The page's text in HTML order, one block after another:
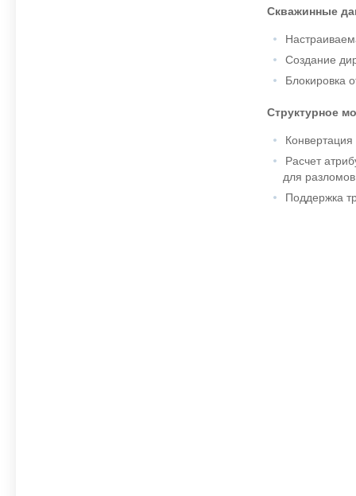
Скважинные
Создание
Блокировка
Структурное
Конвертация
Расчет
для
Поддержка